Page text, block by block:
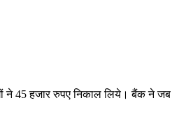
ने 45 हजार रुपए निकाल लिये। बैंक ने जब